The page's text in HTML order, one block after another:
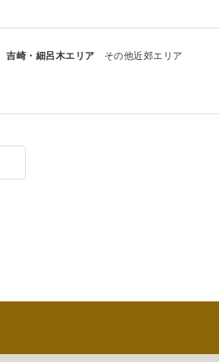
吉崎・細呂木エリア その他近郊エリア